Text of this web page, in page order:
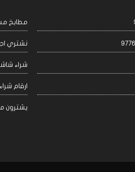
مطابخ
نشتري
شراء
ارقام شراء
يشترون